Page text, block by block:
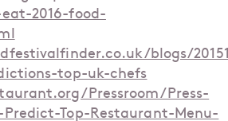
2016-food-
blogs/
top-uk-chefs
Pressroom/Press-
Predict-Top-Restaurant-Menu-